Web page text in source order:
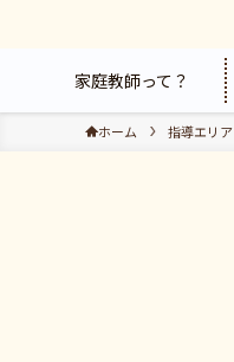
家庭教師って？
ホーム 指導エリア